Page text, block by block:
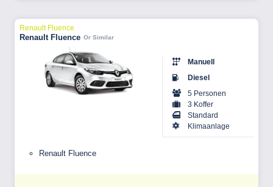
Renault Fluence
Renault Fluence Or Similar
Manuell
Diesel
5 Personen
3 Koffer
Standard
Klimaanlage
Renault Fluence